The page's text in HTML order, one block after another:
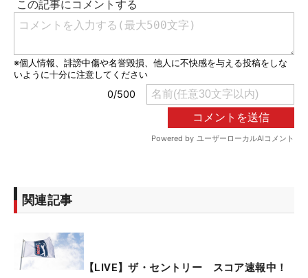
関連記事
【LIVE】ザ・セントリー スコア速報中！